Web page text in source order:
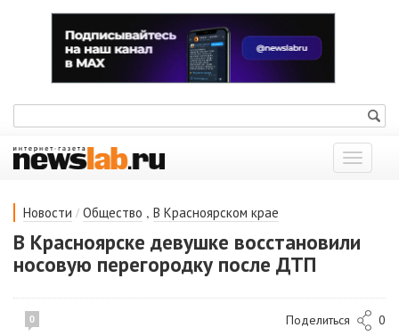
Показать
меню
Новости / Общество , В Красноярском крае
В Красноярске девушке восстановили
носовую перегородку после ДТП
0 Поделиться 0